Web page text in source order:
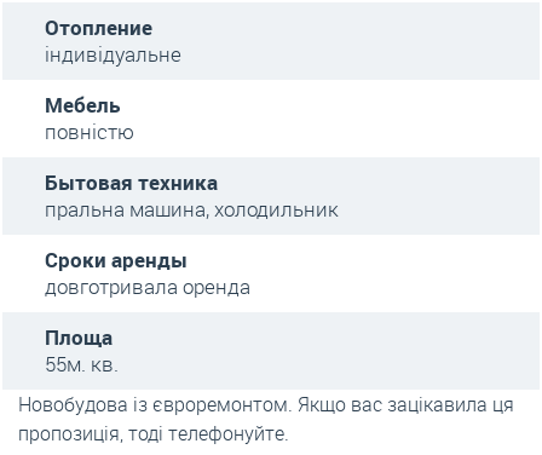
Отопление
індивідуальне
Мебель
повністю
Бытовая техника
пральна машина, холодильник
Сроки аренды
довготривала оренда
Площа
55м. кв.
Новобудова із євроремонтом. Якщо вас зацікавила ця
пропозиція, тоді телефонуйте.